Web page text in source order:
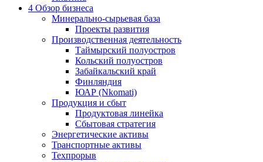
4 Обзор бизнеса
Минерально-сырьевая база
Проекты развития
Производственная деятельность
Таймырский полуостров
Кольский полуостров
Забайкальский край
Финляндия
ЮАР (Nkomati)
Продукция и сбыт
Продуктовая линейка
Сбытовая стратегия
Энергетические активы
Транспортные активы
Техпрорыв